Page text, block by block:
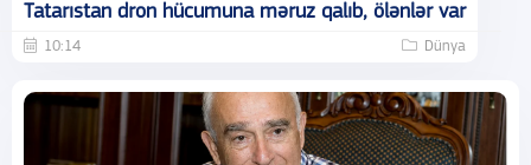
Tatarıstan dron hücumuna məruz qalıb, ölənlər var
10:14 Dünya